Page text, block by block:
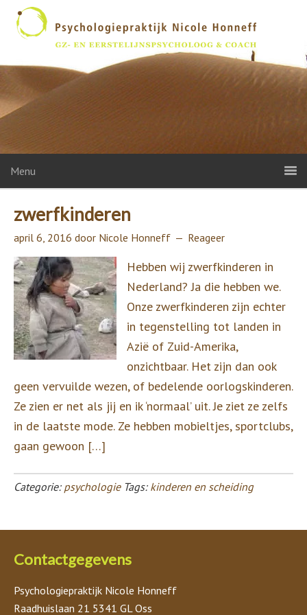
Menu
zwerfkinderen
april 6, 2016 door Nicole Honneff Reageer
Hebben wij zwerfkinderen in
Nederland? Ja die hebben we.
Onze zwerfkinderen zijn echter
in tegenstelling tot landen in
Azië of Zuid-Amerika,
onzichtbaar. Het zijn dan ook
geen vervuilde wezen, of bedelende oorlogskinderen.
Ze zien er net als jij en ik ‘normaal’ uit. Je ziet ze zelfs
in de laatste mode. Ze hebben mobieltjes, sportclubs,
gaan gewoon […]
Categorie: psychologie Tags: kinderen en scheiding
Contactgegevens
Psychologiepraktijk Nicole Honneff
Raadhuislaan 21 5341 GL Oss